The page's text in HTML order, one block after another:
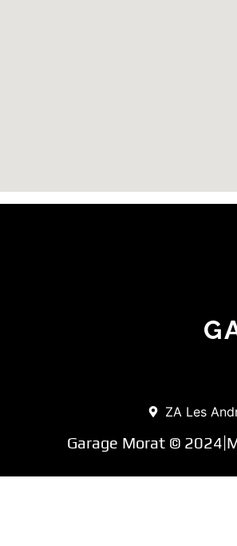
ZA Les
Garage Morat © 2024